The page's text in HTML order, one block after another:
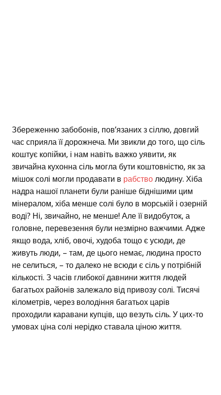
Збереженню забобонів, пов’язаних з сіллю, довгий
час сприяла її дорожнеча. Ми звикли до того, що сіль
коштує копійки, і нам навіть важко уявити, як
звичайна кухонна сіль могла бути коштовністю, як за
мішок солі могли продавати в рабство людину. Хіба
надра нашої планети були раніше біднішими цим
мінералом, хіба менше солі було в морській і озерній
воді? Ні, звичайно, не менше! Але її видобуток, а
головне, перевезення були незмірно важчими. Адже
якщо вода, хліб, овочі, худоба тощо є усюди, де
живуть люди, – там, де цього немає, людина просто
не селиться, – то далеко не всюди є сіль у потрібній
кількості. З часів глибокої давнини життя людей
багатьох районів залежало від привозу солі. Тисячі
кілометрів, через володіння багатьох царів
проходили каравани купців, що везуть сіль. У цих-то
умовах ціна солі нерідко ставала ціною життя.